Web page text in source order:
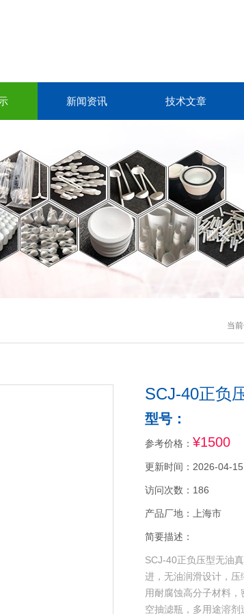
新闻资讯 技术文章
当前
SCJ-40正负
型号：
参考价格： ¥1500
更新时间：2026-04-15
访问次数：186
产品厂地：上海市
简要描述：
SCJ-40正负压型无油
进，无油润滑设计，
用耐腐蚀高分子材料
空抽滤瓶，多用途溶